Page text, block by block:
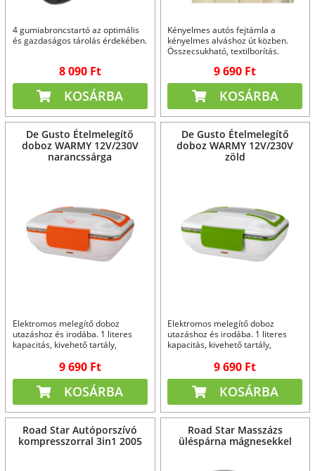
4 gumiabroncstartó az optimális
és gazdaságos tárolás érdekében.
8 090 Ft
KOSÁRBA
Kényelmes autós fejtámla a
kényelmes alváshoz út közben.
Összecsukható, textilborítás.
9 690 Ft
KOSÁRBA
De Gusto Ételmelegítő
doboz WARMY 12V/230V
narancssárga
Elektromos melegítő doboz
utazáshoz és irodába. 1 literes
kapacitás, kivehető tartály,
9 690 Ft
KOSÁRBA
De Gusto Ételmelegítő
doboz WARMY 12V/230V
zöld
Elektromos melegítő doboz
utazáshoz és irodába. 1 literes
kapacitás, kivehető tartály,
9 690 Ft
KOSÁRBA
Road Star Autóporszívó
kompresszorral 3in1 2005
Road Star Masszázs
üléspárna mágnesekkel